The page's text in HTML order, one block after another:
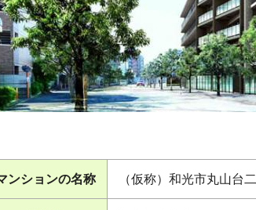
ンションの名称 （仮称）和光市丸山台